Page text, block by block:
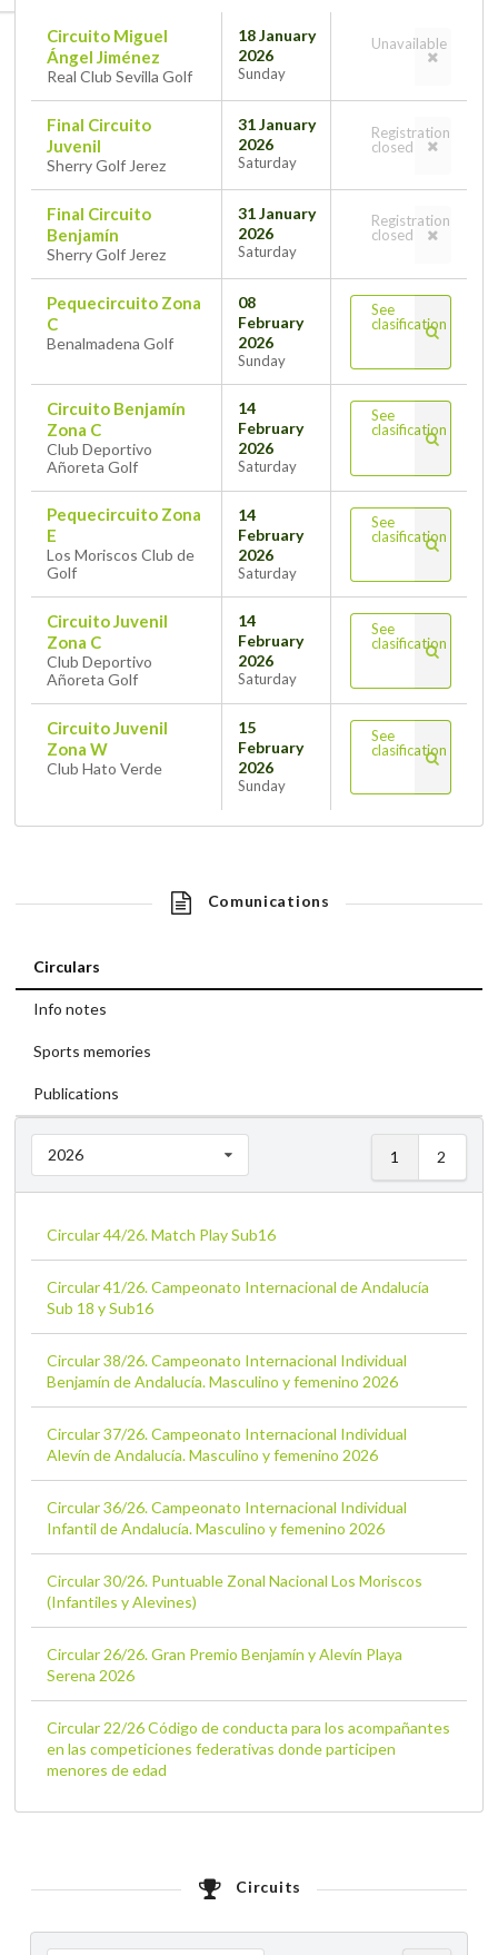
Circuito Miguel
Ángel Jiménez
Real Club Sevilla Golf
18 January
2026
Sunday
Unavailable
Final Circuito
Juvenil
Sherry Golf Jerez
31 January
2026
Saturday
Registration
closed
Final Circuito
Benjamín
Sherry Golf Jerez
31 January
2026
Saturday
Registration
closed
Pequecircuito Zona
C
Benalmadena Golf
08
February
2026
Sunday
See
clasification
Circuito Benjamín
Zona C
Club Deportivo
Añoreta Golf
14
February
2026
Saturday
See
clasification
Pequecircuito Zona
E
Los Moriscos Club de
Golf
14
February
2026
Saturday
See
clasification
Circuito Juvenil
Zona C
Club Deportivo
Añoreta Golf
14
February
2026
Saturday
See
clasification
Circuito Juvenil
Zona W
Club Hato Verde
15
February
2026
Sunday
See
clasification
Comunications
Circulars
Info notes
Sports memories
Publications
2026 1 2
Circular 44/26. Match Play Sub16
Circular 41/26. Campeonato Internacional de Andalucía
Sub 18 y Sub16
Circular 38/26. Campeonato Internacional Individual
Benjamín de Andalucía. Masculino y femenino 2026
Circular 37/26. Campeonato Internacional Individual
Alevín de Andalucía. Masculino y femenino 2026
Circular 36/26. Campeonato Internacional Individual
Infantil de Andalucía. Masculino y femenino 2026
Circular 30/26. Puntuable Zonal Nacional Los Moriscos
(Infantiles y Alevines)
Circular 26/26. Gran Premio Benjamín y Alevín Playa
Serena 2026
Circular 22/26 Código de conducta para los acompañantes
en las competiciones federativas donde participen
menores de edad
Circuits